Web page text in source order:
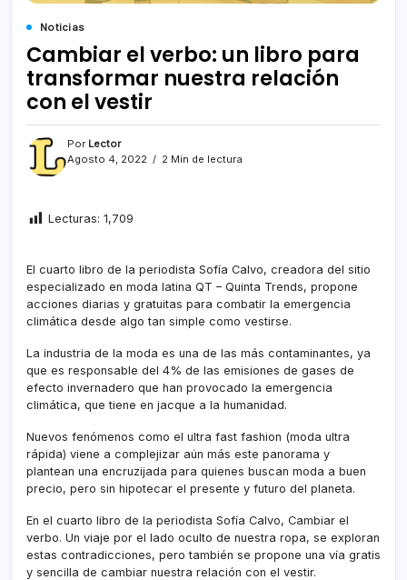
Noticias
Cambiar el verbo: un libro para
transformar nuestra relación
con el vestir
Por Lector
Agosto 4, 2022
2 Min de lectura
Lecturas: 1,709
El cuarto libro de la periodista Sofía Calvo, creadora del sitio
especializado en moda latina QT – Quinta Trends, propone
acciones diarias y gratuitas para combatir la emergencia
climática desde algo tan simple como vestirse.
La industria de la moda es una de las más contaminantes, ya
que es responsable del 4% de las emisiones de gases de
efecto invernadero que han provocado la emergencia
climática, que tiene en jacque a la humanidad.
Nuevos fenómenos como el ultra fast fashion (moda ultra
rápida) viene a complejizar aún más este panorama y
plantean una encruzijada para quienes buscan moda a buen
precio, pero sin hipotecar el presente y futuro del planeta.
En el cuarto libro de la periodista Sofía Calvo, Cambiar el
verbo. Un viaje por el lado oculto de nuestra ropa, se exploran
estas contradicciones, pero también se propone una vía gratis
y sencilla de cambiar nuestra relación con el vestir.